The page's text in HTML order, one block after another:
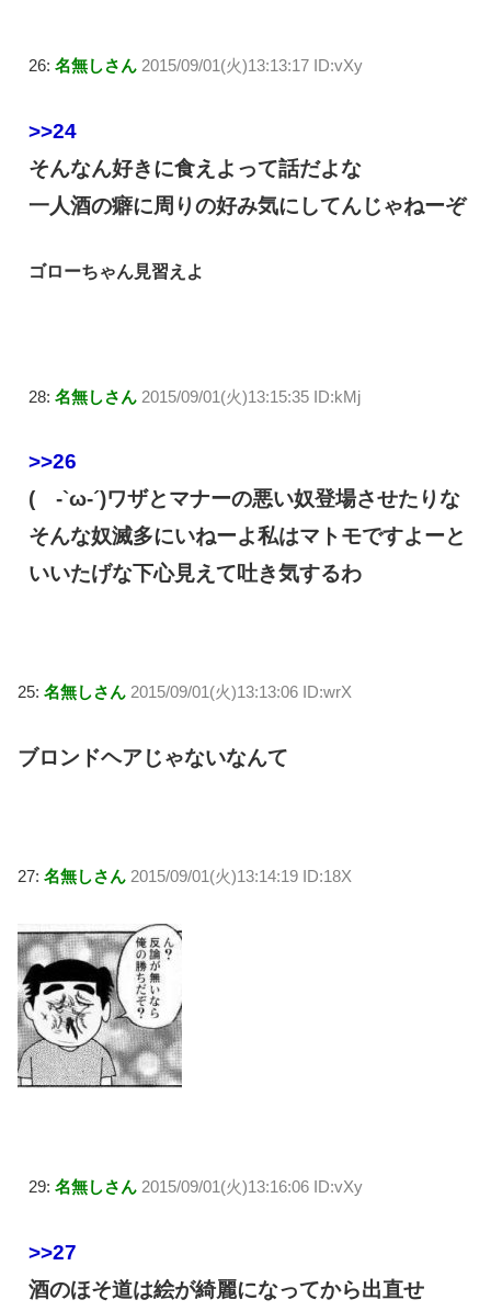
26: 名無しさん 2015/09/01(火)13:13:17 ID:vXy
>>24
そんなん好きに食えよって話だよな
一人酒の癖に周りの好み気にしてんじゃねーぞ
ゴローちゃん見習えよ
28: 名無しさん 2015/09/01(火)13:15:35 ID:kMj
>>26
( -`ω-´)ワザとマナーの悪い奴登場させたりな
そんな奴滅多にいねーよ私はマトモですよーと
いいたげな下心見えて吐き気するわ
25: 名無しさん 2015/09/01(火)13:13:06 ID:wrX
ブロンドヘアじゃないなんて
27: 名無しさん 2015/09/01(火)13:14:19 ID:18X
29: 名無しさん 2015/09/01(火)13:16:06 ID:vXy
>>27
酒のほそ道は絵が綺麗になってから出直せ